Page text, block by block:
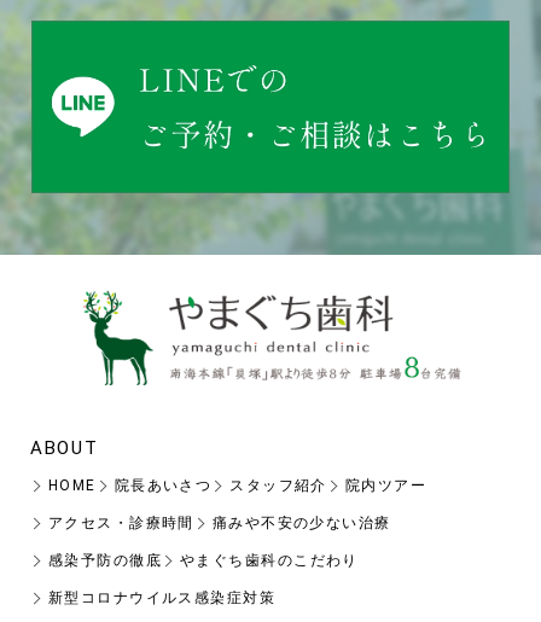
ABOUT
HOME 院長あいさつ スタッフ紹介 院内ツアー
アクセス・診療時間 痛みや不安の少ない治療
感染予防の徹底 やまぐち歯科のこだわり
新型コロナウイルス感染症対策